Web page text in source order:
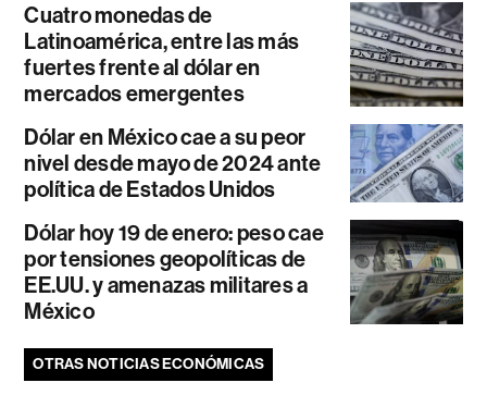
Cuatro monedas de
Latinoamérica, entre las más
fuertes frente al dólar en
mercados emergentes
Dólar en México cae a su peor
nivel desde mayo de 2024 ante
política de Estados Unidos
Dólar hoy 19 de enero: peso cae
por tensiones geopolíticas de
EE.UU. y amenazas militares a
México
OTRAS NOTICIAS ECONÓMICAS